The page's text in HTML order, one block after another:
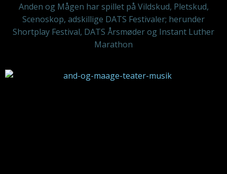
Anden og Mågen har spillet på Vildskud, Pletskud,
Scenoskop, adskillige DATS Festivaler; herunder
Shortplay Festival, DATS Årsmøder og Instant Luther
Marathon